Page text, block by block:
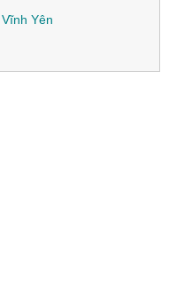
Vĩnh Yên